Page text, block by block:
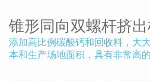
锥形同向双螺杆挤
添加高比例碳酸钙和回收料，大
本和生产场地面积，具有非常高